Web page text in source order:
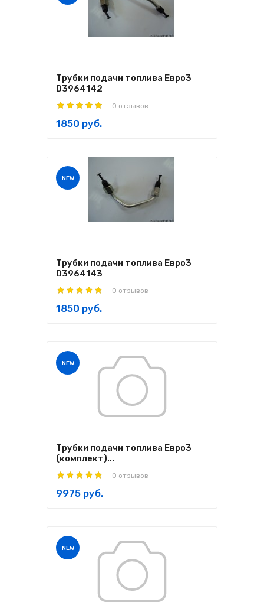
Трубки подачи топлива Евро3
D3964142
0 отзывов
1850 руб.
NEW
Трубки подачи топлива Евро3
D3964143
0 отзывов
1850 руб.
NEW
Трубки подачи топлива Евро3
(комплект)...
0 отзывов
9975 руб.
NEW